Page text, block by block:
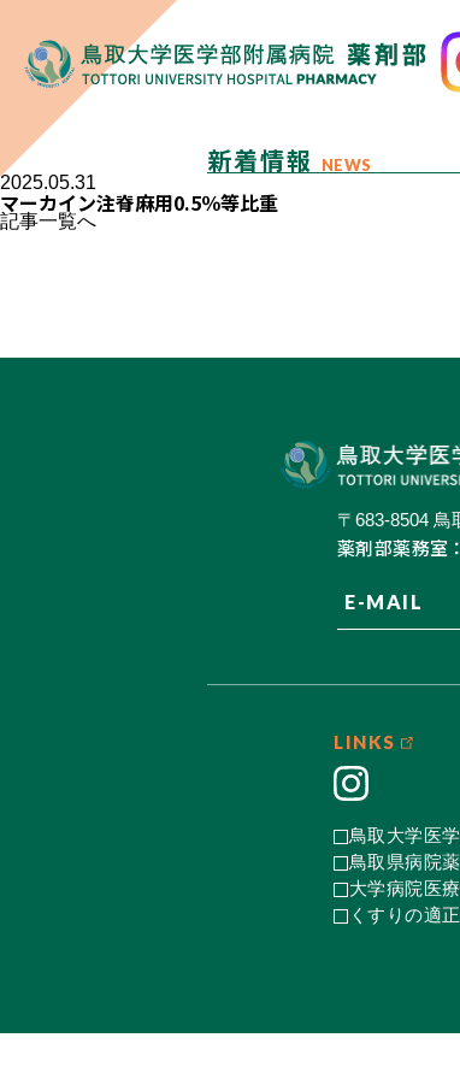
新着情報 NEWS
2025.05.31
マーカイン注脊麻用0.5％等比重
記事一覧へ
〒683-8504 鳥
薬剤部薬務室：
E-MAIL
LINKS
鳥取大学医
鳥取県病院
大学病院医
くすりの適